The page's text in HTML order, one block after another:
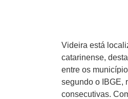
Videira está
catarinense,
entre os
segundo o IBGE,
consecutivas.